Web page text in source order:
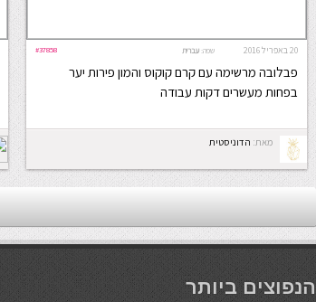
20 באפריל 2016 #37858 שפה: עברית
פבלובה מרשימה עם קרם קוקוס והמון פירות יער
בפחות מעשרים דקות עבודה
מאת: הדוניסטית
мостбет кг
הנפוצים ביותר